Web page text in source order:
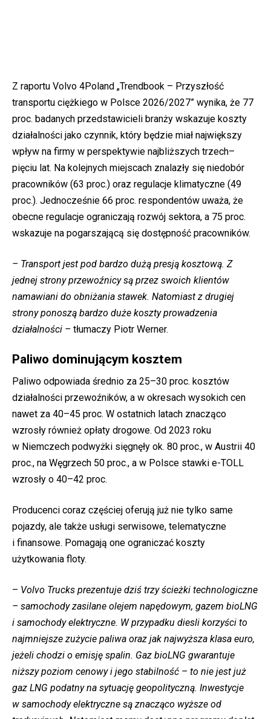
Z raportu Volvo 4Poland „Trendbook – Przyszłość
transportu ciężkiego w Polsce 2026/2027” wynika, że 77
proc. badanych przedstawicieli branży wskazuje koszty
działalności jako czynnik, który będzie miał największy
wpływ na firmy w perspektywie najbliższych trzech–
pięciu lat. Na kolejnych miejscach znalazły się niedobór
pracowników (63 proc.) oraz regulacje klimatyczne (49
proc.). Jednocześnie 66 proc. respondentów uważa, że
obecne regulacje ograniczają rozwój sektora, a 75 proc.
wskazuje na pogarszającą się dostępność pracowników.
– Transport jest pod bardzo dużą presją kosztową. Z
jednej strony przewoźnicy są przez swoich klientów
namawiani do obniżania stawek. Natomiast z drugiej
strony ponoszą bardzo duże koszty prowadzenia
działalności – tłumaczy Piotr Werner.
Paliwo dominującym kosztem
Paliwo odpowiada średnio za 25–30 proc. kosztów
działalności przewoźników, a w okresach wysokich cen
nawet za 40–45 proc. W ostatnich latach znacząco
wzrosły również opłaty drogowe. Od 2023 roku
w Niemczech podwyżki sięgnęły ok. 80 proc., w Austrii 40
proc., na Węgrzech 50 proc., a w Polsce stawki e-TOLL
wzrosły o 40–42 proc.
Producenci coraz częściej oferują już nie tylko same
pojazdy, ale także usługi serwisowe, telematyczne
i finansowe. Pomagają one ograniczać koszty
użytkowania floty.
– Volvo Trucks prezentuje dziś trzy ścieżki technologiczne
– samochody zasilane olejem napędowym, gazem bioLNG
i samochody elektryczne. W przypadku diesli korzyści to
najmniejsze zużycie paliwa oraz jak najwyższa klasa euro,
jeżeli chodzi o emisję spalin. Gaz bioLNG gwarantuje
niższy poziom cenowy i jego stabilność – to nie jest już
gaz LNG podatny na sytuację geopolityczną. Inwestycje
w samochody elektryczne są znacząco wyższe od